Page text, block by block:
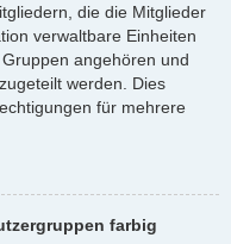
die die Mitglieder
verwaltbare Einheiten
angehören und
werden. Dies
für mehrere
farbig